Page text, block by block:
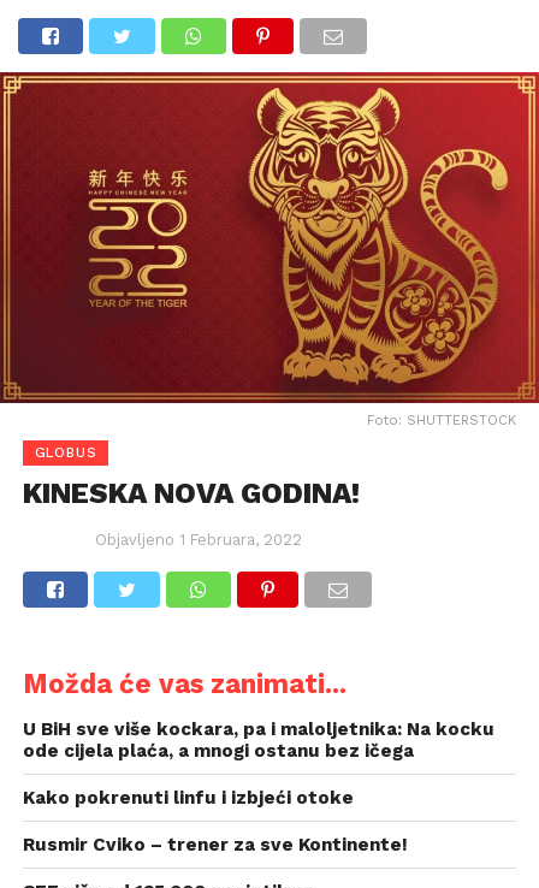
Foto: SHUTTERSTOCK
GLOBUS
KINESKA NOVA GODINA!
Objavljeno 1 Februara, 2022
Možda će vas zanimati...
U BiH sve više kockara, pa i maloljetnika: Na kocku
ode cijela plaća, a mnogi ostanu bez ičega
Kako pokrenuti linfu i izbjeći otoke
Rusmir Cviko – trener za sve Kontinente!